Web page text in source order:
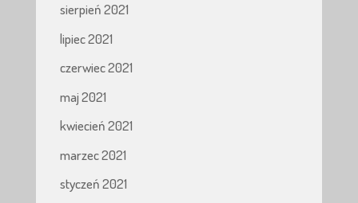
sierpień 2021
lipiec 2021
czerwiec 2021
maj 2021
kwiecień 2021
marzec 2021
styczeń 2021